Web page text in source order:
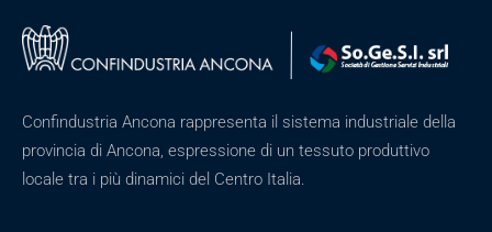
Confindustria Ancona rappresenta il sistema industriale della
provincia di Ancona, espressione di un tessuto produttivo
locale tra i più dinamici del Centro Italia.